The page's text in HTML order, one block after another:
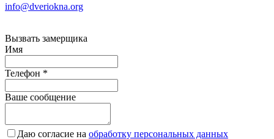
info@dveriokna.org
Вызвать замерщика
Имя
Телефон *
Ваше сообщение
Даю согласие на обработку персональных данных